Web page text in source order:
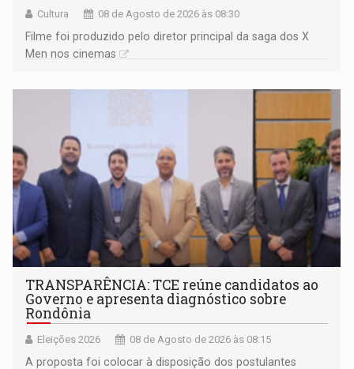
Cultura 08 de Agosto de 2026 às 08:30
Filme foi produzido pelo diretor principal da saga dos X
Men nos cinemas
TRANSPARÊNCIA: TCE reúne candidatos ao
Governo e apresenta diagnóstico sobre
Rondônia
Eleições 2026 08 de Agosto de 2026 às 08:15
A proposta foi colocar à disposição dos postulantes